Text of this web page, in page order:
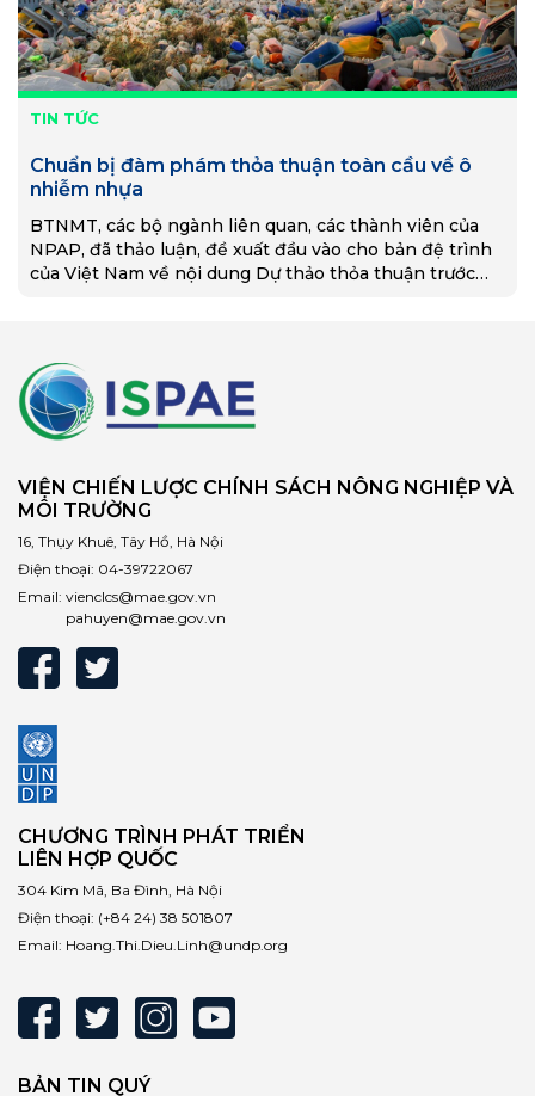
TIN TỨC
Chuẩn bị đàm phám thỏa thuận toàn cầu về ô
nhiễm nhựa
BTNMT, các bộ ngành liên quan, các thành viên của
NPAP, đã thảo luận, đề xuất đầu vào cho bản đệ trình
của Việt Nam về nội dung Dự thảo thỏa thuận trước
VIỆN CHIẾN LƯỢC CHÍNH SÁCH NÔNG NGHIỆP VÀ
MÔI TRƯỜNG
16, Thụy Khuê, Tây Hồ, Hà Nội
Điện thoại: 04-39722067
Email: vienclcs@mae.gov.vn
pahuyen@mae.gov.vn
CHƯƠNG TRÌNH PHÁT TRIỂN
LIÊN HỢP QUỐC
304 Kim Mã, Ba Đình, Hà Nội
Điện thoại: (+84 24) 38 501807
Email: Hoang.Thi.Dieu.Linh@undp.org
BẢN TIN QUÝ